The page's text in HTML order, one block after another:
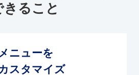
きること
ニューを
スタマイズ